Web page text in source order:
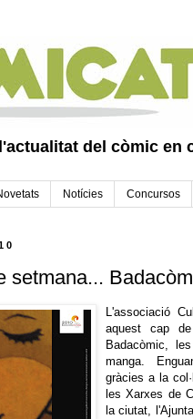
del còmic en
Notícies Concursos
setmana...
L'associació
aquest cap
Badacòmic,
manga.
gràcies a la
les Xarxes de
la ciutat,